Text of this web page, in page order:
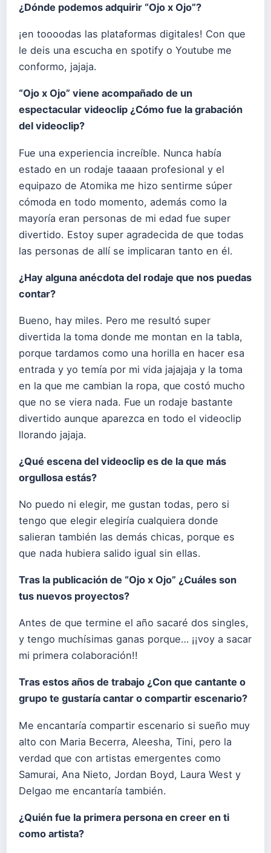
¿Dónde podemos adquirir “Ojo x Ojo”?
¡en toooodas las plataformas digitales! Con que
le deis una escucha en spotify o Youtube me
conformo, jajaja.
“Ojo x Ojo” viene acompañado de un
espectacular videoclip ¿Cómo fue la grabación
del videoclip?
Fue una experiencia increíble. Nunca había
estado en un rodaje taaaan profesional y el
equipazo de Atomika me hizo sentirme súper
cómoda en todo momento, además como la
mayoría eran personas de mi edad fue super
divertido. Estoy super agradecida de que todas
las personas de allí se implicaran tanto en él.
¿Hay alguna anécdota del rodaje que nos puedas
contar?
Bueno, hay miles. Pero me resultó super
divertida la toma donde me montan en la tabla,
porque tardamos como una horilla en hacer esa
entrada y yo temía por mi vida jajajaja y la toma
en la que me cambian la ropa, que costó mucho
que no se viera nada. Fue un rodaje bastante
divertido aunque aparezca en todo el videoclip
llorando jajaja.
¿Qué escena del videoclip es de la que más
orgullosa estás?
No puedo ni elegir, me gustan todas, pero si
tengo que elegir elegiría cualquiera donde
salieran también las demás chicas, porque es
que nada hubiera salido igual sin ellas.
Tras la publicación de “Ojo x Ojo” ¿Cuáles son
tus nuevos proyectos?
Antes de que termine el año sacaré dos singles,
y tengo muchísimas ganas porque… ¡¡voy a sacar
mi primera colaboración!!
Tras estos años de trabajo ¿Con que cantante o
grupo te gustaría cantar o compartir escenario?
Me encantaría compartir escenario si sueño muy
alto con Maria Becerra, Aleesha, Tini, pero la
verdad que con artistas emergentes como
Samurai, Ana Nieto, Jordan Boyd, Laura West y
Delgao me encantaría también.
¿Quién fue la primera persona en creer en ti
como artista?